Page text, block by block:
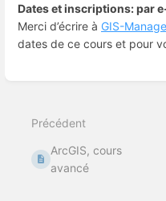
Dates et inscriptions: par
Merci d’écrire à GIS-
dates de ce cours et pour
de
sélection
section
Précédent
ArcGIS, cours
avancé